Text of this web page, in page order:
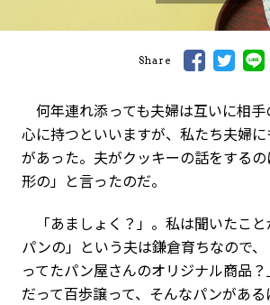
Share
何年連れ添っても夫婦は互いに相
心に持つといいますが、私たち夫婦
があった。夫がクッキーの話をする
形の」と言ったのだ。
「あましょく？」。私は聞いたこと
パンの」という夫は鎌倉育ちなので
ってたパン屋さんのオリジナル商品？
だって百歩譲って、そんなパンがあ